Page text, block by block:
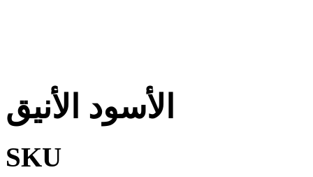
الأسود الأنيق
SKU